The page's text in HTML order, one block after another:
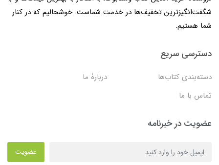
شگفت‌انگیزترین تخفیف‌ها در خدمت شماست. خوشحالیم که در کنار
شما هستیم.
دسترسی سریع
دسته‌بندی کتاب‌ها
دربارۀ ما
تماس با ما
عضویت در خبرنامه
عضویت